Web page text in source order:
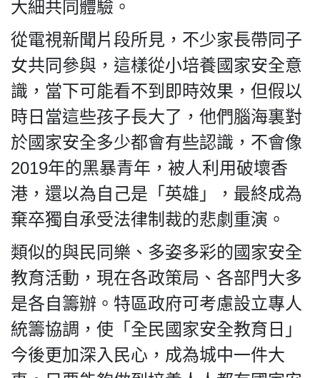
大細共同體驗。
從電視新聞片段所見，不少家長帶同子
女共同參與，這樣從小培養國家安全意
識，當下可能看不到即時效果，但假以
時日當這些孩子長大了，他們腦海裏對
於國家安全多少都會有些認識，不會像
2019年的黑暴青年，被人利用破壞香
港，還以為自己是「英雄」，最終成為
棄卒獨自承受法律制裁的悲劇重演。
類似的與民同樂、多姿多彩的國家安全
教育活動，現在各政策局、各部門大多
是各自籌辦。特區政府可考慮設立專人
統籌協調，使「全民國家安全教育日」
今後更加深入民心，成為城中一件大